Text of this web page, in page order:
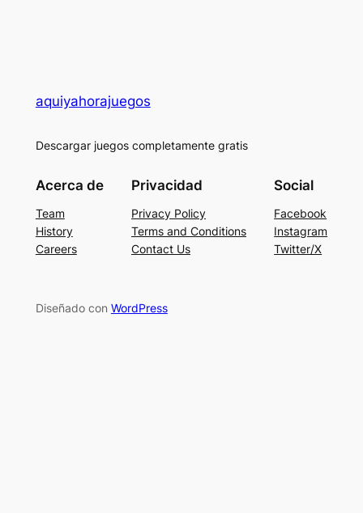
aquiyahorajuegos
Descargar juegos completamente gratis
Acerca de
Team
History
Careers
Privacidad
Privacy Policy
Terms and Conditions
Contact Us
Social
Facebook
Instagram
Twitter/X
Diseñado con WordPress